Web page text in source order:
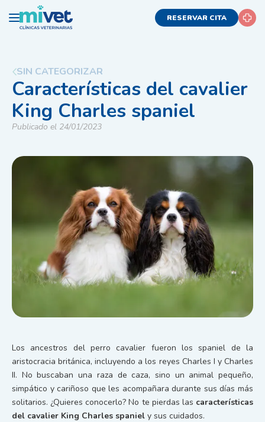
RESERVAR CITA
SIN CATEGORIZAR
Características del cavalier
King Charles spaniel
Publicado el 24/01/2023
Los ancestros del perro cavalier fueron los spaniel de la
aristocracia británica, incluyendo a los reyes Charles I y Charles
II. No buscaban una raza de caza, sino un animal pequeño,
simpático y cariñoso que les acompañara durante sus días más
solitarios. ¿Quieres conocerlo? No te pierdas las características
del cavalier King Charles spaniel y sus cuidados.